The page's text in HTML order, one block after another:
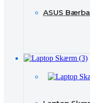
ASUS